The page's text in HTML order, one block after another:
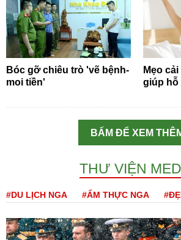
Bóc gỡ chiêu trò 'vẽ bệnh-
moi tiền'
Mẹo
giúp hỗ
BẤM ĐỂ XEM
THƯ VIỆN
#DU LỊCH NGA #ẨM THỰC NGA